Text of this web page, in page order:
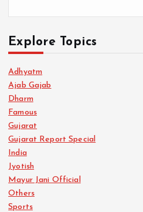
Explore Topics
Adhyatm
Ajab Gajab
Dharm
Famous
Gujarat
Gujarat Report Special
India
Jyotish
Mayur Jani Official
Others
Sports